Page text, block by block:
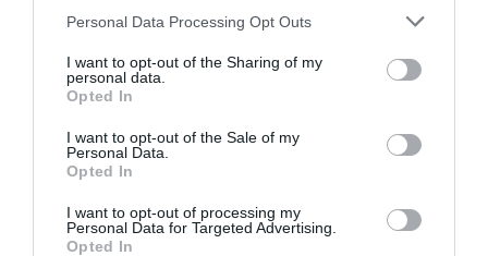
Please note that this website/app uses one or more Google
not limited to your visit or usage behaviour. You may click to
grant or deny consent to Google and its third-party tags to
use your data for below specified purposes in below Google
consent section.
Personal Data Processing Opt Outs
I want to opt-out of the Sharing of my
personal data.
Opted In
I want to opt-out of the Sale of my
Personal Data.
Opted In
I want to opt-out of processing my
Personal Data for Targeted Advertising.
Opted In
NEW